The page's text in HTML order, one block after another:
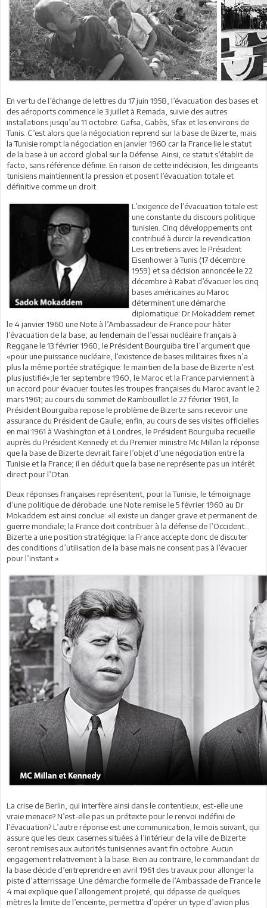
En vertu de l’échange de lettres du 17 juin 1958, l’évacuation des bases et
des aéroports commence le 3 juillet à Remada, suivie des autres
installations jusqu’au 11 octobre: Gafsa, Gabès, Sfax et les environs de
Tunis. C’est alors que la négociation reprend sur la base de Bizerte, mais
la Tunisie rompt la négociation en janvier 1960 car la France lie le statut
de la base à un accord global sur la Défense. Ainsi, ce statut s’établit de
facto, sans référence définie. En raison de cette indécision, les dirigeants
tunisiens maintiennent la pression et posent l’évacuation totale et
définitive comme un droit.
L’exigence de l’évacuation totale est
une constante du discours politique
tunisien. Cinq développements ont
contribué à durcir la revendication.
Les entretiens avec le Président
Eisenhower à Tunis (17 décembre
1959) et sa décision annoncée le 22
décembre à Rabat d’évacuer les cinq
bases américaines au Maroc
déterminent une démarche
diplomatique: Dr Mokaddem remet
le 4 janvier 1960 une Note à l’Ambassadeur de France pour hâter
l’évacuation de la base; au lendemain de l’essai nucléaire français à
Reggane le 13 février 1960, le Président Bourguiba tire l’argument que
«pour une puissance nucléaire, l’existence de bases militaires fixes n’a
plus la même portée stratégique: le maintien de la base de Bizerte n’est
plus justifié»;le 1er septembre 1960, le Maroc et la France parviennent à
un accord pour évacuer toutes les troupes françaises du Maroc avant le 2
mars 1961; au cours du sommet de Rambouillet le 27 février 1961, le
Président Bourguiba repose le problème de Bizerte sans recevoir une
assurance du Président de Gaulle; enfin, au cours de ses visites officielles
en mai 1961 à Washington et à Londres, le Président Bourguiba recueille
auprès du Président Kennedy et du Premier ministre Mc Millan la réponse
que la base de Bizerte devrait faire l’objet d’une négociation entre la
Tunisie et la France; il en déduit que la base ne représente pas un intérêt
direct pour l’Otan.
Deux réponses françaises représentent, pour la Tunisie, le témoignage
d’une politique de dérobade: une Note remise le 5 février 1960 au Dr
Mokaddem est ainsi conclue: «Il existe un danger grave et permanent de
guerre mondiale; la France doit contribuer à la défense de l’Occident…
Bizerte a une position stratégique: la France accepte donc de discuter
des conditions d’utilisation de la base mais ne consent pas à l’évacuer
pour l’instant ».
La crise de Berlin, qui interfère ainsi dans le contentieux, est-elle une
vraie menace? N’est-elle pas un prétexte pour le renvoi indéfini de
l’évacuation? L’autre réponse est une communication, le mois suivant, qui
assure que les deux casernes situées à l’intérieur de la ville de Bizerte
seront remises aux autorités tunisiennes avant fin octobre. Aucun
engagement relativement à la base. Bien au contraire, le commandant de
la base décide d’entreprendre en avril 1961 des travaux pour allonger la
piste d’atterrissage. Une démarche formelle de l’Ambassade de France le
4 mai explique que l’allongement projeté, qui dépasse de quelques
mètres la limite de l’enceinte, permettra d’opérer un type d’avion plus